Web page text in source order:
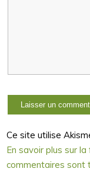
Ce site utilise
En savoir plus sur
commentaires sont